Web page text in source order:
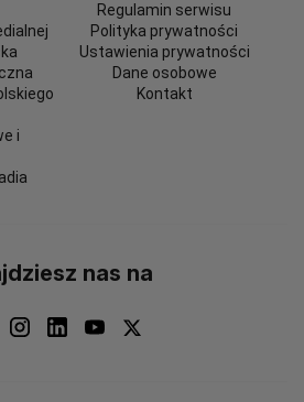
i
Regulamin serwisu
Polityka prywatności
Ustawienia prywatności
Dane osobowe
Kontakt
nas na